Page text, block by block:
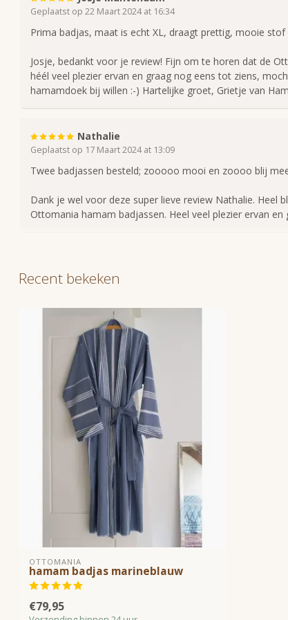
Patroon
drogen
Geplaatst op 22 Maart 2024 at 16:34
Prima badjas, maat is echt XL, draagt prettig, mooie stof
Josje, bedankt voor je review! Fijn om te horen dat de
héél veel plezier ervan en graag nog eens tot ziens,
hamamdoek bij willen :-) Hartelijke groet, Grietje van
Nathalie
Geplaatst op 17 Maart 2024 at 13:09
Twee badjassen besteld; zooooo mooi en zoooo blij
Dank je wel voor deze super lieve review Nathalie. Heel
Ottomania hamam badjassen. Heel veel plezier ervan
Recent bekeken
OTTOMANIA
hamam badjas marineblauw
€79,95